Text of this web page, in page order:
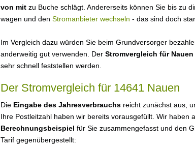
von mit zu Buche schlägt. Andererseits können Sie bis zu
wagen und den Stromanbieter wechseln - das sind doch
Im Vergleich dazu würden Sie beim Grundversorger
anderweitig gut verwenden. Der Stromvergleich für Nauen
sehr schnell feststellen werden.
Der Stromvergleich für 14641 Nauen
Die Eingabe des Jahresverbrauchs reicht zunächst aus,
Ihre Postleitzahl haben wir bereits vorausgefüllt. Wir haben
Berechnungsbeispiel für Sie zusammengefasst und den
Tarif gegenübergestellt: